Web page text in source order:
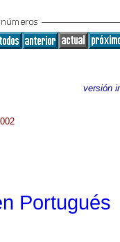
versión
Portugués